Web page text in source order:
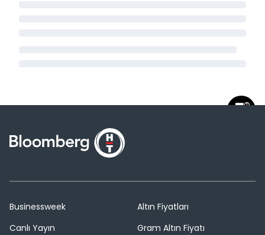
Businessweek
Canlı Yayın
Altın Fiyatları
Gram Altın Fiyatı